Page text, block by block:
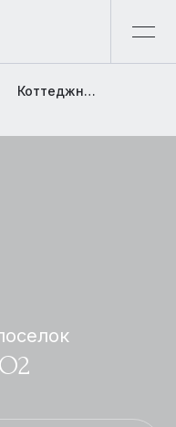
Коттеджный поселок горки о2